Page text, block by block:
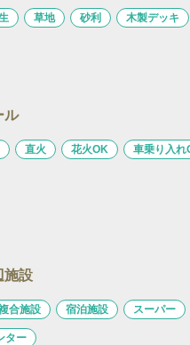
草地 砂利 木製デッキ
ル
直火 花火OK 車乗り入れ
施設
合施設 宿泊施設 スーパー
ター